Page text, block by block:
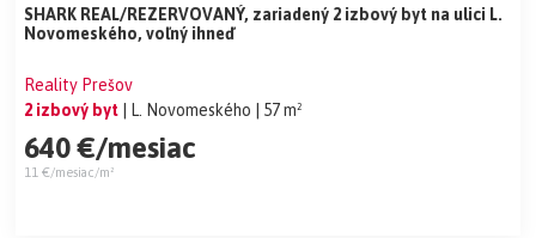
SHARK REAL/REZERVOVANÝ, zariadený 2 izbový byt na ulici L.
Novomeského, voľný ihneď
Reality Prešov
2 izbový byt
| L. Novomeského | 57 m²
640 €/mesiac
11 €/mesiac/m²